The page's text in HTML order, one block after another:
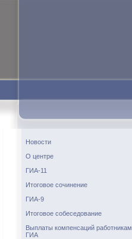
Новости
О центре
ГИА-11
Итоговое сочинение
ГИА-9
Итоговое собеседование
Выплаты компенсаций работникам
ГИА